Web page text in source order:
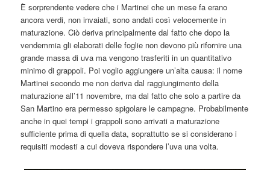
È sorprendente vedere che i Martinei che un mese fa erano
ancora verdi, non invaiati, sono andati così velocemente in
maturazione. Ciò deriva principalmente dal fatto che dopo la
vendemmia gli elaborati delle foglie non devono più rifornire una
grande massa di uva ma vengono trasferiti in un quantitativo
minimo di grappoli. Poi voglio aggiungere un’alta causa: il nome
Martinei secondo me non deriva dal raggiungimento della
maturazione all’11 novembre, ma dal fatto che solo a partire da
San Martino era permesso spigolare le campagne. Probabilmente
anche in quei tempi i grappoli sono arrivati a maturazione
sufficiente prima di quella data, soprattutto se si considerano i
requisiti modesti a cui doveva rispondere l’uva una volta.